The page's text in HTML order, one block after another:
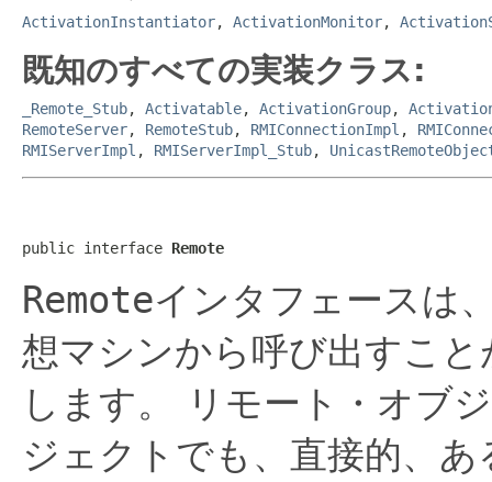
ActivationInstantiator, ActivationMonitor,
既知のすべての実装クラス:
_Remote_Stub, Activatable, ActivationGroup,
RemoteServer, RemoteStub, RMIConnectionImpl ,
RMIServerImpl , RMIServerImpl_Stub,
public interface Remote
Remoteインタフェースは
想マシンから呼び出すこ
します。
リモート・オブ
ジェクトでも、直接的、